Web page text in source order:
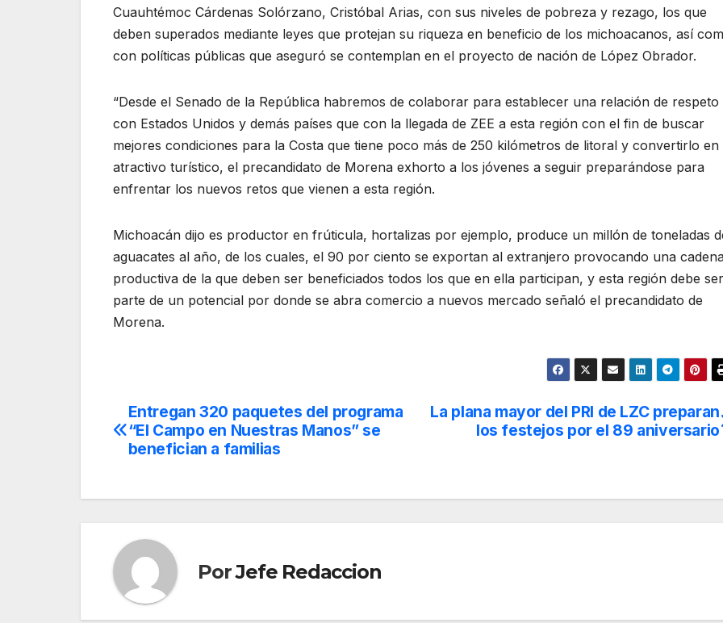
Cuauhtémoc Cárdenas Solórzano, Cristóbal Arias, con sus niveles de pobreza y rezago, los que
deben superados mediante leyes que protejan su riqueza en beneficio de los michoacanos, así
con políticas públicas que aseguró se contemplan en el proyecto de nación de López Obrador.
“Desde el Senado de la República habremos de colaborar para establecer una relación de respeto
con Estados Unidos y demás países que con la llegada de ZEE a esta región con el fin de buscar
mejores condiciones para la Costa que tiene poco más de 250 kilómetros de litoral y convertirlo en
atractivo turístico, el precandidato de Morena exhorto a los jóvenes a seguir preparándose para
enfrentar los nuevos retos que vienen a esta región.
Michoacán dijo es productor en frúticula, hortalizas por ejemplo, produce un millón de toneladas
aguacates al año, de los cuales, el 90 por ciento se exportan al extranjero provocando una
productiva de la que deben ser beneficiados todos los que en ella participan, y esta región debe ser
parte de un potencial por donde se abra comercio a nuevos mercado señaló el precandidato de
Morena.
Navegación
de
La plana mayor del PRI de LZC preparan
los festejos por el 89 aniversario
Entregan 320 paquetes del programa
“El Campo en Nuestras Manos” se
benefician a familias
PorJefe Redaccion